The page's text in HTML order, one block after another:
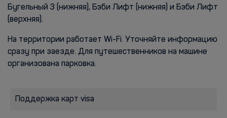
Бугельный 3 (нижняя), Бэби Лифт (нижняя) и Бэби Лифт
(верхняя).
На территории работает Wi-Fi. Уточняйте информацию
сразу при заезде. Для путешественников на машине
организована парковка.
Поддержка карт visa